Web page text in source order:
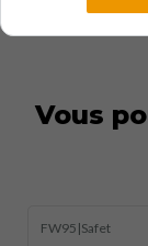
Vous
FW95 |Safet